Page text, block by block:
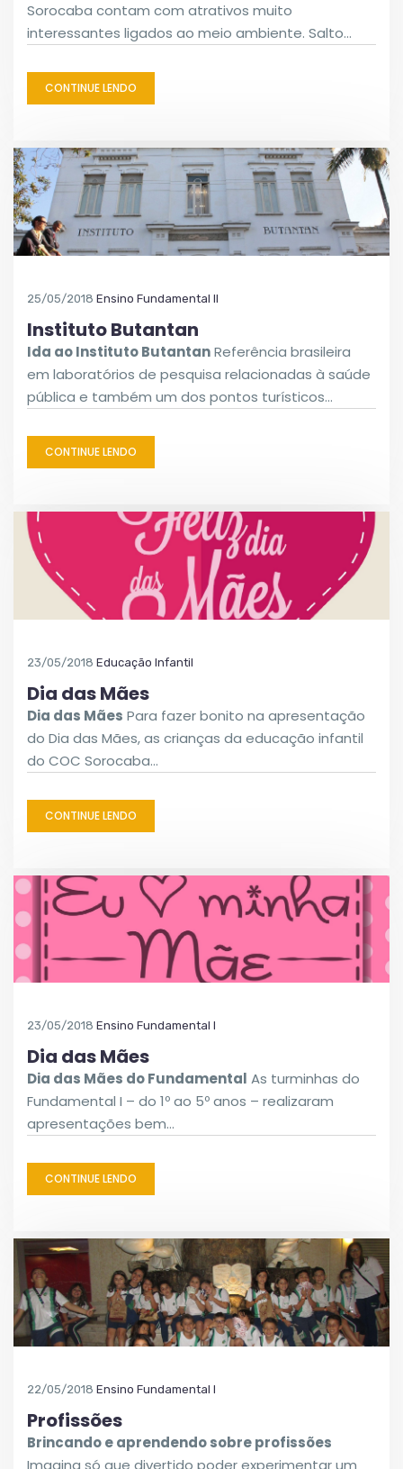
Sorocaba contam com atrativos muito
interessantes ligados ao meio ambiente. Salto…
CONTINUE LENDO
25/05/2018 Ensino Fundamental II
Instituto Butantan
Ida ao Instituto ButantanReferência brasileira
em laboratórios de pesquisa relacionadas à saúde
pública e também um dos pontos turísticos…
CONTINUE LENDO
23/05/2018 Educação Infantil
Dia das Mães
Dia das Mães Para fazer bonito na apresentação
do Dia das Mães, as crianças da educação infantil
do COC Sorocaba…
CONTINUE LENDO
23/05/2018 Ensino Fundamental I
Dia das Mães
Dia das Mães do Fundamental As turminhas do
Fundamental I – do 1º ao 5º anos – realizaram
apresentações bem…
CONTINUE LENDO
22/05/2018 Ensino Fundamental I
Profissões
Brincando e aprendendo sobre profissões
Imagina só que divertido poder experimentar um